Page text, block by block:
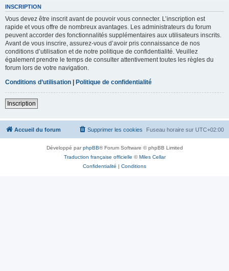
INSCRIPTION
Vous devez être inscrit avant de pouvoir vous connecter. L’inscription est
rapide et vous offre de nombreux avantages. Les administrateurs du forum
peuvent accorder des fonctionnalités supplémentaires aux utilisateurs inscrits.
Avant de vous inscrire, assurez-vous d’avoir pris connaissance de nos
conditions d’utilisation et de notre politique de confidentialité. Veuillez
également prendre le temps de consulter attentivement toutes les règles du
forum lors de votre navigation.
Conditions d’utilisation | Politique de confidentialité
Inscription
Accueil du forum Fuseau horaire sur UTC+02:00
Supprimer les cookies
Développé parphpBB® Forum Software © phpBB Limited
Traduction française officielle ©Miles Cellar
Confidentialité | Conditions